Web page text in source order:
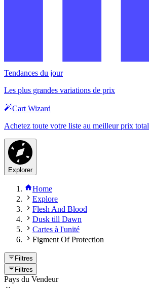
Tendances du jour
Les plus grandes variations de prix
Cart Wizard
Achetez toute votre liste au meilleur prix total
Explorer
Home
Explore
Flesh And Blood
Dusk till Dawn
Cartes à l'unité
Figment Of Protection
Filtres
Filtres
Pays du Vendeur